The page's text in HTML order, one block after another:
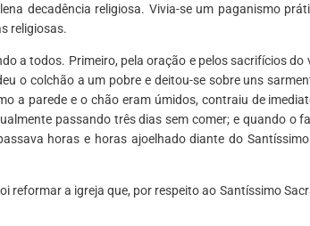
decadência religiosa. Vivia-se um paganismo
religiosas.
a todos. Primeiro, pela oração e pelos sacrifícios do
o colchão a um pobre e deitou-se sobre uns
a parede e o chão eram úmidos, contraiu de
passando três dias sem comer; e quando o
horas e horas ajoelhado diante do
reformar a igreja que, por respeito ao Santíssimo